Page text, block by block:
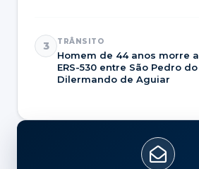
3 TRÂNSITO
Homem de 44 anos morre
ERS-530 entre São Pedro
Dilermando de Aguiar